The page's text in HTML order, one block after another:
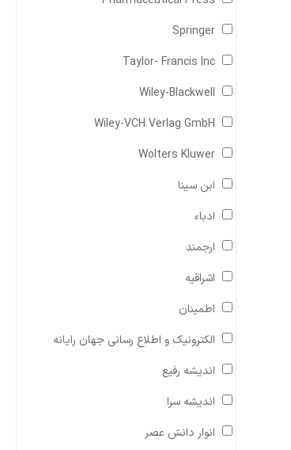
Springer
Taylor- Francis Inc
Wiley-Blackwell
Wiley-VCH Verlag GmbH
Wolters Kluwer
ابن سینا
ادباء
ارجمند
اشراقیه
اطمینان
الکترونیک و اطلاع رسانی جهان رایانه
اندیشه رفیع
اندیشه سرا
انوار دانش عصر